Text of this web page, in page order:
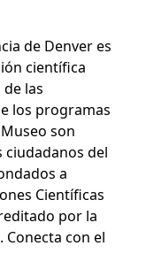
de Denver es
científica
las
los programas
son
ciudadanos del
a
Científicas
por la
Conecta con el